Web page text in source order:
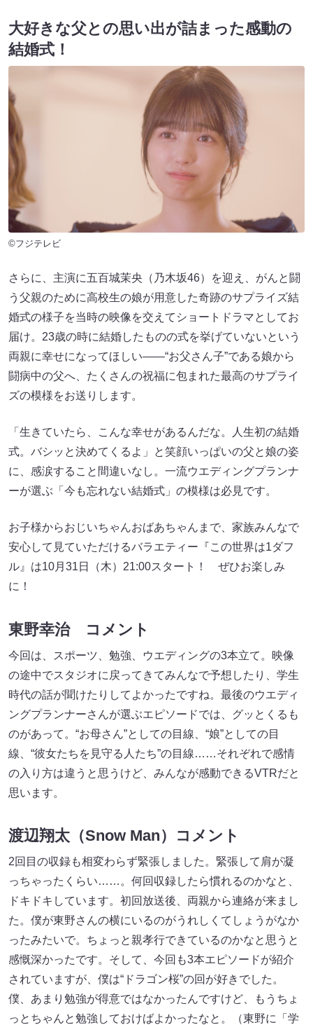
大好きな父との思い出が詰まった感動の
結婚式！
©フジテレビ
さらに、主演に五百城茉央（乃木坂46）を迎え、がんと闘
う父親のために高校生の娘が用意した奇跡のサプライズ結
婚式の様子を当時の映像を交えてショートドラマとしてお
届け。23歳の時に結婚したものの式を挙げていないという
両親に幸せになってほしい――“お父さん子”である娘から
闘病中の父へ、たくさんの祝福に包まれた最高のサプライ
ズの模様をお送りします。
「生きていたら、こんな幸せがあるんだな。人生初の結婚
式。バシッと決めてくるよ」と笑顔いっぱいの父と娘の姿
に、感涙すること間違いなし。一流ウエディングプランナ
ーが選ぶ「今も忘れない結婚式」の模様は必見です。
お子様からおじいちゃんおばあちゃんまで、家族みんなで
安心して見ていただけるバラエティー『この世界は1ダフ
ル』は10月31日（木）21:00スタート！ ぜひお楽しみ
に！
東野幸治 コメント
今回は、スポーツ、勉強、ウエディングの3本立て。映像
の途中でスタジオに戻ってきてみんなで予想したり、学生
時代の話が聞けたりしてよかったですね。最後のウエディ
ングプランナーさんが選ぶエピソードでは、グッとくるも
のがあって。“お母さん”としての目線、“娘”としての目
線、“彼女たちを見守る人たち”の目線……それぞれで感情
の入り方は違うと思うけど、みんなが感動できるVTRだと
思います。
渡辺翔太（Snow Man）コメント
2回目の収録も相変わらず緊張しました。緊張して肩が凝
っちゃったくらい……。何回収録したら慣れるのかなと、
ドキドキしています。初回放送後、両親から連絡が来まし
た。僕が東野さんの横にいるのがうれしくてしょうがなか
ったみたいで。ちょっと親孝行できているのかなと思うと
感慨深かったです。そして、今回も3本エピソードが紹介
されていますが、僕は“ドラゴン桜”の回が好きでした。
僕、あまり勉強が得意ではなかったんですけど、もうちょ
っとちゃんと勉強しておけばよかったなと。（東野に「学